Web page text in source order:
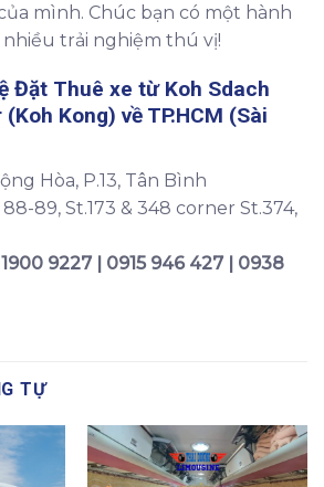
mình. Chúc bạn có một hành
trải nghiệm thú vị!
Đặt Thuê xe từ Koh Sdach
Kong) về TP.HCM (Sài
Hòa, P.13, Tân Bình
89, St.173 & 348 corner St.374,
1900 9227 | 0915 946 427 | 0938
TỰ